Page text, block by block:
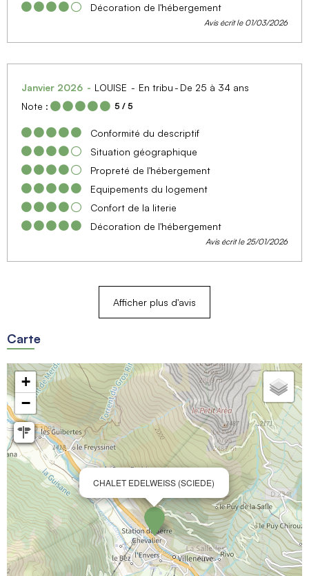
Décoration de l'hébergement
Avis écrit le 01/03/2026
Janvier 2026 LOUISE En tribu
De 25 à 34 ans
Note :
5 / 5
Conformité du descriptif
Situation géographique
Propreté de l'hébergement
Equipements du logement
Confort de la literie
Décoration de l'hébergement
Avis écrit le 25/01/2026
Afficher plus d'avis
Carte
CHALET EDELWEISS (SCIEDE)
+
−